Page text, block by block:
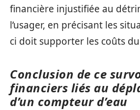
financière injustifiée au
l’usager, en précisant les
ci doit supporter les coûts
Conclusion de ce
financiers liés au
d’un compteur d’eau